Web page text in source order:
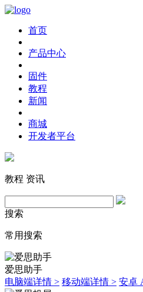
首页
产品中心
固件
教程
新闻
商城
开发者平台
教程 资讯
搜索
常用搜索
爱思助手
电脑端详情 > 移动端详情 > 安卓